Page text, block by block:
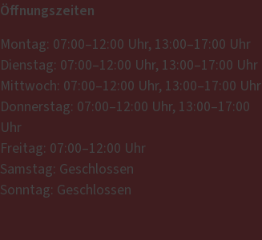
Öffnungszeiten
Montag: 07:00–12:00 Uhr, 13:00–17:00 Uhr
Dienstag: 07:00–12:00 Uhr, 13:00–17:00 Uhr
Mittwoch: 07:00–12:00 Uhr, 13:00–17:00 Uhr
Donnerstag: 07:00–12:00 Uhr, 13:00–17:00
Uhr
Freitag: 07:00–12:00 Uhr
Samstag: Geschlossen
Sonntag: Geschlossen